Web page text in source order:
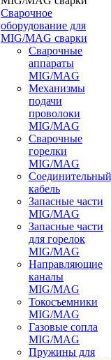
Сварочное
оборудование для
MIG/MAG сварки
Сварочные
аппараты
MIG/MAG
Механизмы
подачи
проволоки
MIG/MAG
Сварочные
горелки
MIG/MAG
Соединительный
кабель
Запасные части
MIG/MAG
Запасные части
для горелок
MIG/MAG
Направляющие
каналы
MIG/MAG
Токосъемники
MIG/MAG
Газовые сопла
MIG/MAG
Пружины для